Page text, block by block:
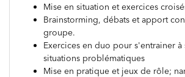
Mise en situation et exercices
Brainstorming, débats et apport
groupe.
Exercices en duo pour s'entrainer
situations problématiques
Mise en pratique et jeux de rôle;